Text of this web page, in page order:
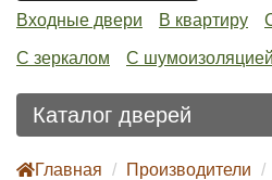
Входные двери В квартиру
С зеркалом С шумоизоляцией
Каталог дверей
Главная Производители